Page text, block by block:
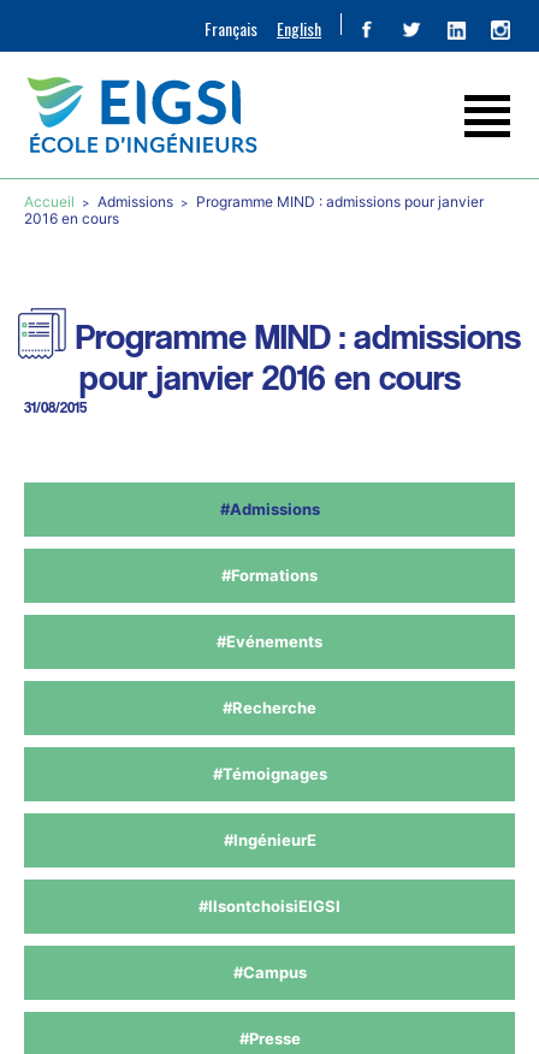
Français English
Accueil Admissions
Programme MIND : admissions pour janvier
2016 en cours
Programme MIND : admissions
pour janvier 2016 en cours
31/08/2015
#Admissions
#Formations
#Evénements
#Recherche
#Témoignages
#IngénieurE
#IlsontchoisiEIGSI
#Campus
#Presse